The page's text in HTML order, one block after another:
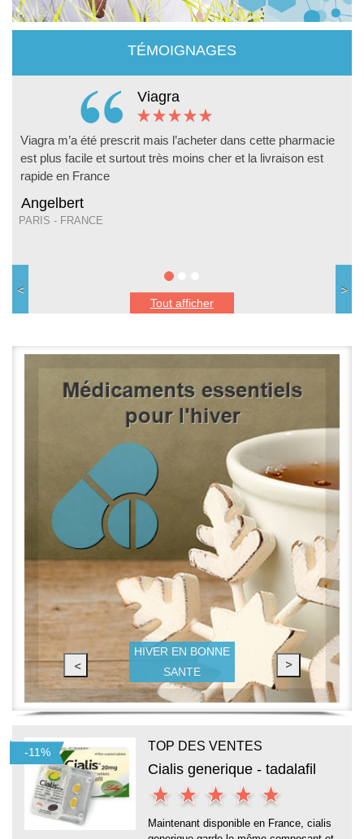
TÉMOIGNAGES
Viagra
Viagra m’a été prescrit mais l’acheter dans cette pharmacie
est plus facile et surtout très moins cher et la livraison est
rapide en France
Angelbert
PARIS - FRANCE
Tout afficher
SOINS DE LA PEAU
TOP DES VENTES
Cialis generique - tadalafil
Maintenant disponible en France, cialis